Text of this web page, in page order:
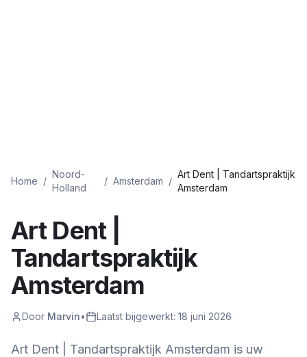
Home /
Noord-
Holland
/ Amsterdam /
Art Dent | Tandartspraktijk
Amsterdam
Art Dent |
Tandartspraktijk
Amsterdam
Door Marvin• Laatst bijgewerkt: 18 juni 2026
Art Dent | Tandartspraktijk Amsterdam is uw